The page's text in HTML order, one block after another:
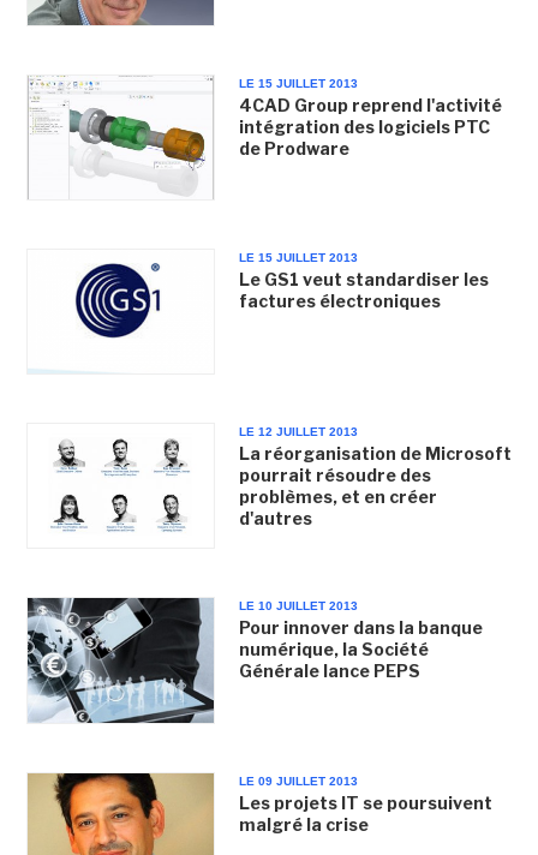
LE 15 JUILLET 2013
4CAD Group reprend l'activité
intégration des logiciels PTC
de Prodware
LE 15 JUILLET 2013
Le GS1 veut standardiser les
factures électroniques
LE 12 JUILLET 2013
La réorganisation de Microsoft
pourrait résoudre des
problèmes, et en créer
d'autres
LE 10 JUILLET 2013
Pour innover dans la banque
numérique, la Société
Générale lance PEPS
LE 09 JUILLET 2013
Les projets IT se poursuivent
malgré la crise